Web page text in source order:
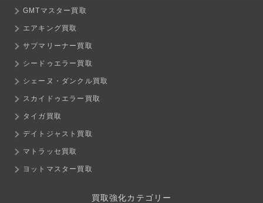
GMTマスター買取
エアキング買取
サブマリーナー買取
シードゥエラー買取
シェーヌ・ダンクル買取
スカイドゥエラー買取
タイガ買取
デイトジャスト買取
マトラッセ買取
ヨットマスター買取
買取強化カテゴリー